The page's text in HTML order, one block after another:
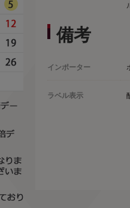
備考
インポーター
ラベル表示